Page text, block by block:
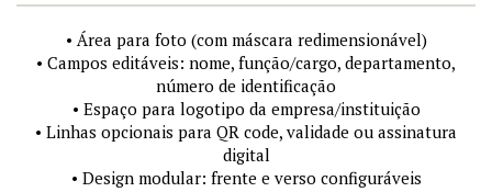
• Área para foto (com máscara redimensionável)
• Campos editáveis: nome, função/cargo, departamento,
número de identificação
• Espaço para logotipo da empresa/instituição
• Linhas opcionais para QR code, validade ou assinatura
digital
• Design modular: frente e verso configuráveis